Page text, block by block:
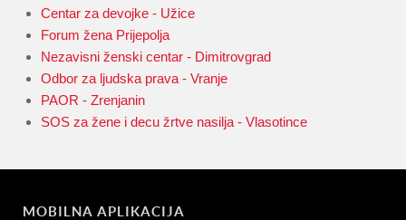
Centar za devojke - Užice
Forum žena Prijepolja
Nezavisni ženski centar - Dimitrovgrad
Odbor za ljudska prava - Vranje
PAOR - Zrenjanin
SOS za žene i decu žrtve nasilja - Vlasotince
MOBILNA APLIKACIJA